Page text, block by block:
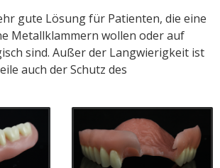
gute Lösung für Patienten, die eine
Metallklammern wollen oder auf
sind. Außer der Langwierigkeit ist
auch der Schutz des